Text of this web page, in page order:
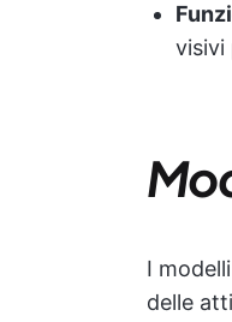
visivi
I
delle